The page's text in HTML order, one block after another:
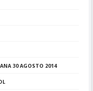
30 AGOSTO 2014